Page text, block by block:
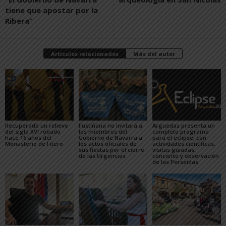
tiene que apostar por la
Ribera”
Artículos relacionados Más del autor
Recuperado un relieve
del siglo XVI robado
hace 16 años del
Monasterio de Fitero
Fustiñana no invitará a
los miembros del
Gobierno de Navarra a
los actos oficiales de
sus fiestas por el cierre
de las Urgencias
Arguedas presenta un
completo programa
para el eclipse, con
actividades científicas,
visitas guiadas,
concierto y observación
de las Perseidas